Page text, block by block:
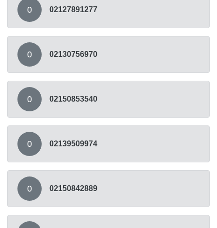
0 02127891277
0 02130756970
0 02150853540
0 02139509974
0 02150842889